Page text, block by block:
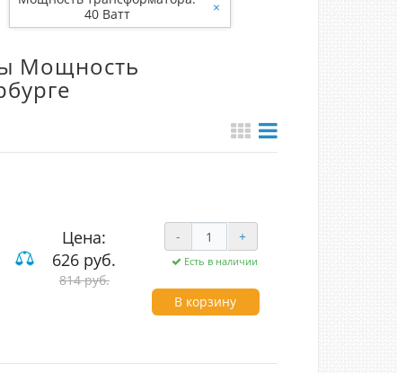
40 Ватт
×
Мощность
Цена:
626 руб.
814 руб.
- +
Есть в наличии
В корзину